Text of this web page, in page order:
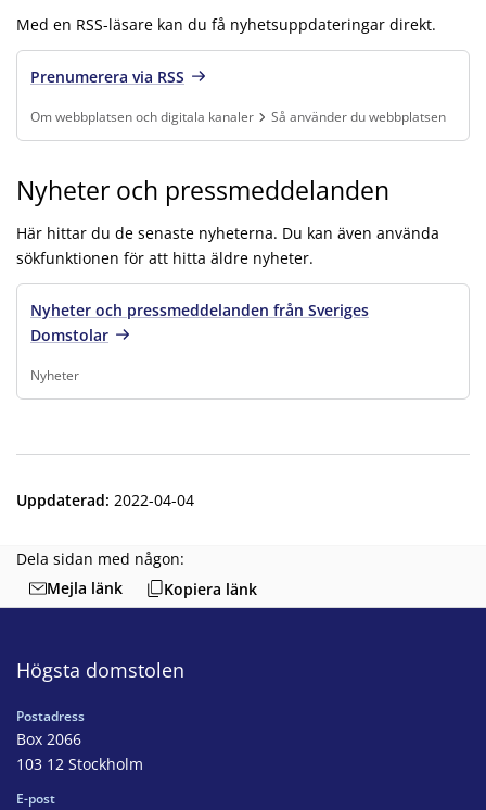
Med en RSS-läsare kan du få nyhetsuppdateringar direkt.
Prenumerera via RSS
Om webbplatsen och digitala kanaler
Så använder du webbplatsen
Finns under:Om webbplatsen och digitala kanaler, Så använder du
Nyheter och pressmeddelanden
Här hittar du de senaste nyheterna. Du kan även använda
sökfunktionen för att hitta äldre nyheter.
Nyheter och pressmeddelanden från Sveriges
Domstolar
Nyheter
Finns under:Nyheter.
Uppdaterad: 2022-04-04
Dela sidan med någon:
Mejla länk
Kopiera länk
Högsta domstolen
Postadress
Box 2066
103 12 Stockholm
E-post